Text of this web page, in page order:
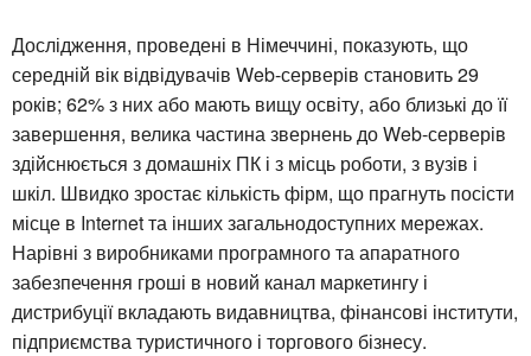
Дослідження, проведені в Німеччині, показують, що
середній вік відвідувачів Web-серверів становить 29
років; 62% з них або мають вищу освіту, або близькі до її
завершення, велика частина звернень до Web-серверів
здійснюється з домашніх ПК і з місць роботи, з вузів і
шкіл. Швидко зростає кількість фірм, що прагнуть посісти
місце в Internet та інших загальнодоступних мережах.
Нарівні з виробниками програмного та апаратного
забезпечення гроші в новий канал маркетингу і
дистрибуції вкладають видавництва, фінансові інститути,
підприємства туристичного і торгового бізнесу.